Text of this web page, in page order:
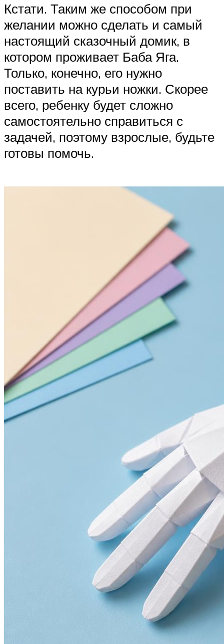
Кстати. Таким же способом при
желании можно сделать и самый
настоящий сказочный домик, в
котором проживает Баба Яга.
Только, конечно, его нужно
поставить на курьи ножки. Скорее
всего, ребенку будет сложно
самостоятельно справиться с
задачей, поэтому взрослые, будьте
готовы помочь.